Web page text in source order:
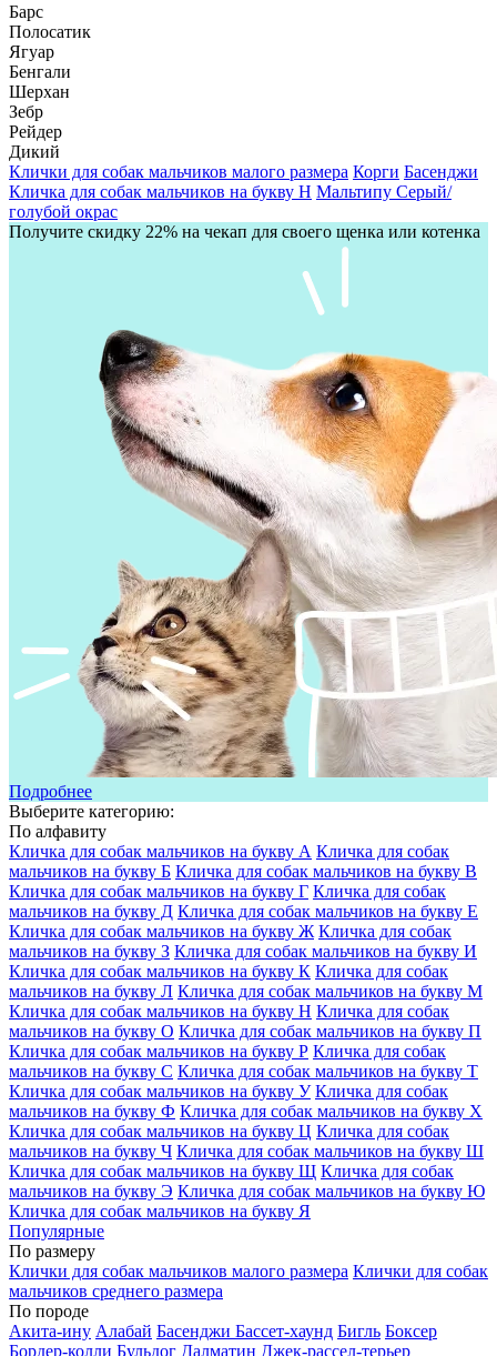
Барс
Полосатик
Ягуар
Бенгали
Шерхан
Зебр
Рейдер
Дикий
Клички для собак мальчиков малого размера Корги Басенджи
Кличка для собак мальчиков на букву Н Мальтипу Серый/
голубой окрас
Получите скидку 22% на чекап для своего щенка или котенка
Подробнее
Выберите категорию:
По алфавиту
Кличка для собак мальчиков на букву А Кличка для собак
мальчиков на букву Б Кличка для собак мальчиков на букву В
Кличка для собак мальчиков на букву Г Кличка для собак
мальчиков на букву Д Кличка для собак мальчиков на букву Е
Кличка для собак мальчиков на букву Ж Кличка для собак
мальчиков на букву З Кличка для собак мальчиков на букву И
Кличка для собак мальчиков на букву К Кличка для собак
мальчиков на букву Л Кличка для собак мальчиков на букву М
Кличка для собак мальчиков на букву Н Кличка для собак
мальчиков на букву О Кличка для собак мальчиков на букву П
Кличка для собак мальчиков на букву Р Кличка для собак
мальчиков на букву С Кличка для собак мальчиков на букву Т
Кличка для собак мальчиков на букву У Кличка для собак
мальчиков на букву Ф Кличка для собак мальчиков на букву Х
Кличка для собак мальчиков на букву Ц Кличка для собак
мальчиков на букву Ч Кличка для собак мальчиков на букву Ш
Кличка для собак мальчиков на букву Щ Кличка для собак
мальчиков на букву Э Кличка для собак мальчиков на букву Ю
Кличка для собак мальчиков на букву Я
Популярные
По размеру
Клички для собак мальчиков малого размера Клички для собак
мальчиков среднего размера
По породе
Акита-ину Алабай Басенджи Бассет-хаунд Бигль Боксер
Бордер-колли Бульдог Далматин Джек-рассел-терьер